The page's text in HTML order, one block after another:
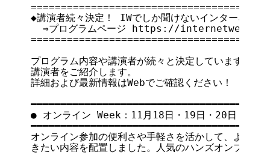
◆講演者続々決定！ IWでしか聞けないインターネット
⇒プログラムページ https://
プログラム内容や講演者が続々と決定しています！11
講演者をご紹介します。
詳細および最新情報はWebでご確認ください！
━━━━━━━━━━━━━━━━━━━━━━━━━━━━━━━━━━━
● オンライン Week：11月18日・19日・20日 ●
━━━━━━━━━━━━━━━━━━━━━━━━━━━━━━━━━━━
オンライン参加の便利さや手軽さを活かして、より多
きたい内容を配置しました。人気のハンズオンプログ